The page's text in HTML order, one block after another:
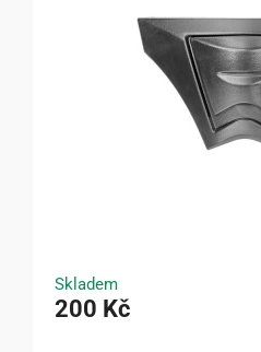
Skladem
200 Kč